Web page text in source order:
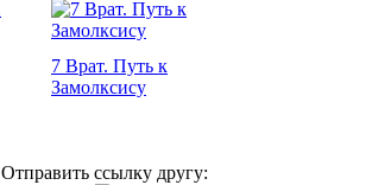
7 Врат. Путь к
Замолксису
Отправить ссылку другу: